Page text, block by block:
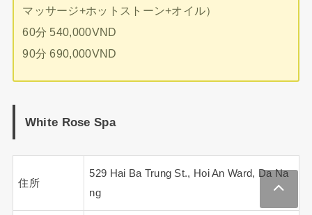
マッサージ+ホットストーン+オイル）
60分 540,000VND
90分 690,000VND
White Rose Spa
住所
529 Hai Ba Trung St., Hoi An Ward, Da Na
ng